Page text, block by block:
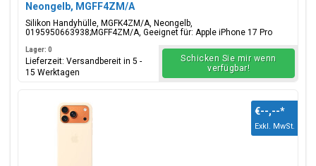
Neongelb, MGFF4ZM/A
Silikon Handyhülle, MGFK4ZM/A, Neongelb,
0195950663938;MGFF4ZM/A, Geeignet für: Apple iPhone 17 Pro
Lager: 0
Lieferzeit: Versandbereit in 5 -
15 Werktagen
Schicken Sie mir wenn
verfügbar!
€--,--*
Exkl. MwSt.